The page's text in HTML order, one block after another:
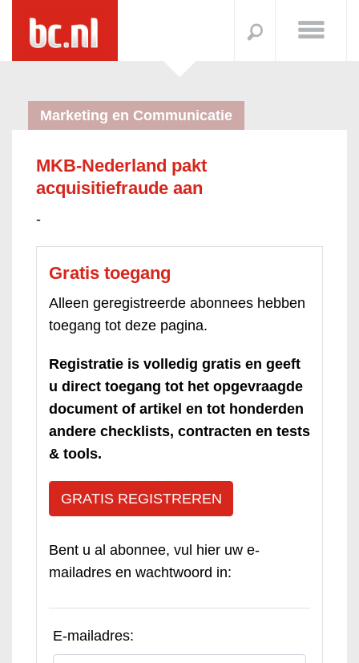
Marketing en Communicatie
MKB-Nederland pakt
acquisitiefraude aan
-
Gratis toegang
Alleen geregistreerde abonnees hebben
toegang tot deze pagina.
Registratie is volledig gratis en geeft
u direct toegang tot het opgevraagde
document of artikel en tot honderden
andere checklists, contracten en tests
& tools.
GRATIS REGISTREREN
Bent u al abonnee, vul hier uw e-
mailadres en wachtwoord in:
E-mailadres: